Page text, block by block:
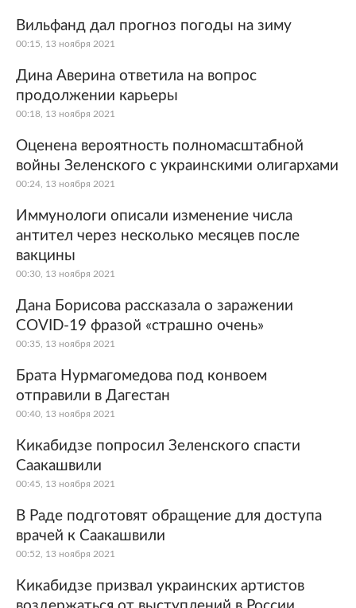
Вильфанд дал прогноз погоды на зиму
00:15, 13 ноября 2021
Дина Аверина ответила на вопрос
продолжении карьеры
00:18, 13 ноября 2021
Оценена вероятность полномасштабной
войны Зеленского с украинскими олигархами
00:24, 13 ноября 2021
Иммунологи описали изменение числа
антител через несколько месяцев после
вакцины
00:30, 13 ноября 2021
Дана Борисова рассказала о заражении
COVID-19 фразой «страшно очень»
00:35, 13 ноября 2021
Брата Нурмагомедова под конвоем
отправили в Дагестан
00:40, 13 ноября 2021
Кикабидзе попросил Зеленского спасти
Саакашвили
00:45, 13 ноября 2021
В Раде подготовят обращение для доступа
врачей к Саакашвили
00:52, 13 ноября 2021
Кикабидзе призвал украинских артистов